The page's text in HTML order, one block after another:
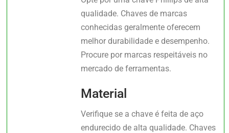
qualidade. Chaves de marcas
conhecidas geralmente oferecem
melhor durabilidade e desempenho.
Procure por marcas respeitáveis no
mercado de ferramentas.
Material
Verifique se a chave é feita de aço
endurecido de alta qualidade. Chaves